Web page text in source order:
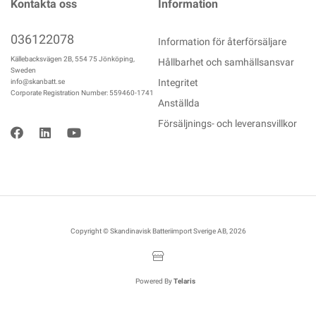
Kontakta oss
036122078
Källebacksvägen 2B, 554 75 Jönköping,
Sweden
info@skanbatt.se
Corporate Registration Number: 559460-1741
Information
Information för återförsäljare
Hållbarhet och samhällsansvar
Integritet
Anställda
Försäljnings- och leveransvillkor
Copyright © Skandinavisk Batteriimport Sverige AB, 2026
Powered ByTelaris